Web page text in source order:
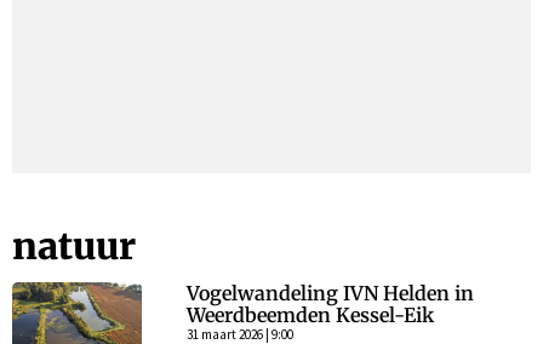
natuur
Vogelwandeling IVN Helden in
Weerdbeemden Kessel-Eik
31 maart 2026 | 9:00